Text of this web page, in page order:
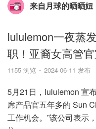
来自月球的晒晒妞
lululemon一夜蒸
职！亚裔女高管
1155 浏览 2024-06-11 发布
5月21日，lululemon 宣
席产品官五年多的 Sun
工作机会。”该公司表示